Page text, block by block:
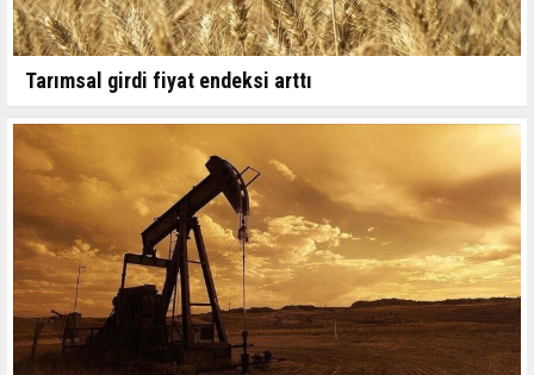
Tarımsal girdi fiyat endeksi arttı